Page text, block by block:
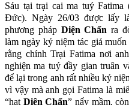
Sáu tại trại cai ma tuý
Đức). Ngày 26/03 được lấy
phương pháp Diện Chẩn ra
làm ngày kỷ niệm tác giả
rằng chính Trại Fatima nơi
nghiện ma tuý đầy gian truân
để lại trong anh rất nhiều kỷ
vì vậy mà anh gọi Fatima là
“hạt Diện Chẩn” nẩy mầm,